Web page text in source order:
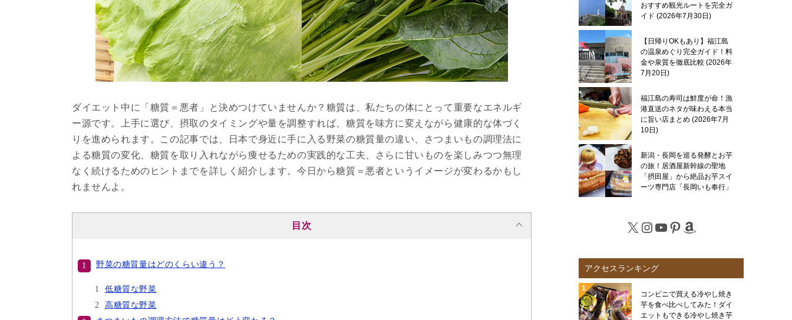
ダイエット中に「糖質＝悪者」と決めつけていませんか？糖質は、私たちの体にとって重要なエネルギ
ー源です。上手に選び、摂取のタイミングや量を調整すれば、糖質を味方に変えながら健康的な体づく
りを進められます。この記事では、日本で身近に手に入る野菜の糖質量の違い、さつまいもの調理法に
よる糖質の変化、糖質を取り入れながら痩せるための実践的な工夫、さらに甘いものを楽しみつつ無理
なく続けるためのヒントまでを詳しく紹介します。今日から糖質＝悪者というイメージが変わるかもし
れませんよ。
目次
野菜の糖質量はどのくらい違う？
低糖質な野菜
高糖質な野菜
おすすめ観光ルートを完全ガ
イド 2026年7月30日
【日帰りOKもあり】福江島
の温泉めぐり完全ガイド！料
金や泉質を徹底比較 2026年
7月20日
福江島の寿司は鮮度が命！漁
港直送のネタが味わえる本当
に旨い店まとめ 2026年7月
10日
新潟・長岡を巡る発酵とお芋
の旅！居酒屋新幹線の聖地
「摂田屋」から絶品お芋スイ
ーツ専門店「長岡いも奉行」
X Instagram
YouTube
Pinterest
Amazon
アクセスランキング
コンビニで買える冷やし焼き
芋を食べ比べしてみた！ダイ
エットもできる冷やし焼き芋